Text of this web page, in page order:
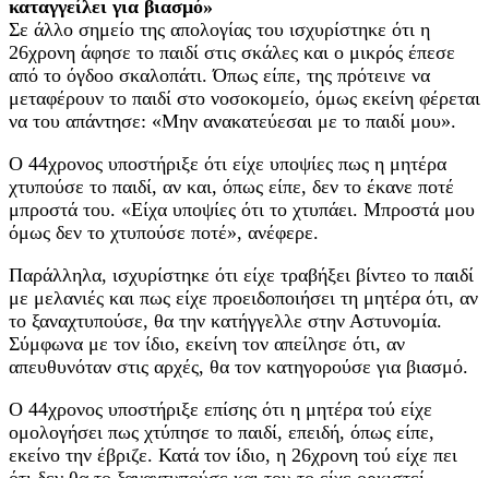
καταγγείλει για βιασμό»
Σε άλλο σημείο της απολογίας του ισχυρίστηκε ότι η
26χρονη άφησε το παιδί στις σκάλες και ο μικρός έπεσε
από το όγδοο σκαλοπάτι. Όπως είπε, της πρότεινε να
μεταφέρουν το παιδί στο νοσοκομείο, όμως εκείνη φέρεται
να του απάντησε: «Μην ανακατεύεσαι με το παιδί μου».
Ο 44χρονος υποστήριξε ότι είχε υποψίες πως η μητέρα
χτυπούσε το παιδί, αν και, όπως είπε, δεν το έκανε ποτέ
μπροστά του. «Είχα υποψίες ότι το χτυπάει. Μπροστά μου
όμως δεν το χτυπούσε ποτέ», ανέφερε.
Παράλληλα, ισχυρίστηκε ότι είχε τραβήξει βίντεο το παιδί
με μελανιές και πως είχε προειδοποιήσει τη μητέρα ότι, αν
το ξαναχτυπούσε, θα την κατήγγελλε στην Αστυνομία.
Σύμφωνα με τον ίδιο, εκείνη τον απείλησε ότι, αν
απευθυνόταν στις αρχές, θα τον κατηγορούσε για βιασμό.
Ο 44χρονος υποστήριξε επίσης ότι η μητέρα τού είχε
ομολογήσει πως χτύπησε το παιδί, επειδή, όπως είπε,
εκείνο την έβριζε. Κατά τον ίδιο, η 26χρονη τού είχε πει